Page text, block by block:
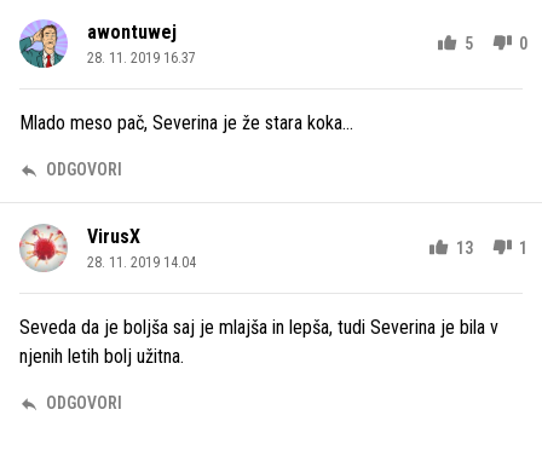
awontuwej
28. 11. 2019 16.37
5 0
Mlado meso pač, Severina je že stara koka...
ODGOVORI
VirusX
28. 11. 2019 14.04
13 1
Seveda da je boljša saj je mlajša in lepša, tudi Severina je bila v
njenih letih bolj užitna.
ODGOVORI